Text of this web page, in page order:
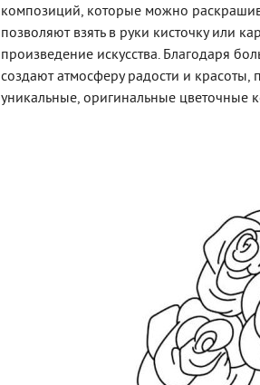
композиций, которые можно
позволяют взять в руки кисточку или
произведение искусства. Благодаря
создают атмосферу радости и красоты,
уникальные, оригинальные цветочные